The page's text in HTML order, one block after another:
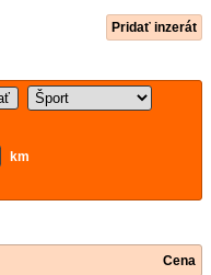
Pridať inzerát
km
Cena